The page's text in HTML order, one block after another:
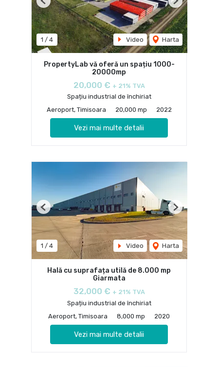
1 / 4 Video Harta
Previous Next
PropertyLab vă oferă un spațiu 1000-
20000mp
20,000 € + 21% TVA
Spațiu industrial de închiriat
Aeroport, Timisoara
20,000 mp 2022
Vezi mai multe detalii
1 / 4 Video Harta
Previous Next
Hală cu suprafața utilă de 8.000 mp
Giarmata
32,000 € + 21% TVA
Spațiu industrial de închiriat
Aeroport, Timisoara
8,000 mp 2020
Vezi mai multe detalii